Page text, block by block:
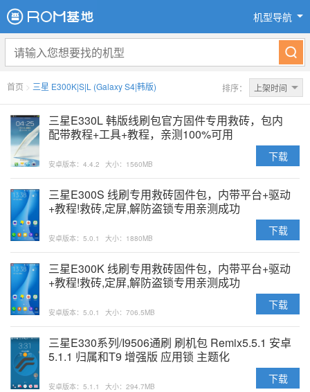
机型导航
首页 > 三星 E300K|S|L (Galaxy S4|韩版) 排序： 上架时间
三星E330L 韩版线刷包官方固件专用救砖，包内
配带教程+工具+教程，亲测100%可用
安卓版本：4.4.2 大小：1560MB
下载
三星E300S 线刷专用救砖固件包，内带平台+驱动
+教程!救砖,定屏,解防盗锁专用亲测成功
安卓版本：5.0.1 大小：1880MB
下载
三星E300K 线刷专用救砖固件包，内带平台+驱动
+教程!救砖,定屏,解防盗锁专用亲测成功
安卓版本：5.0.1 大小：706.5MB
下载
三星E330系列/I9506通刷 刷机包 Remix5.5.1 安卓
5.1.1 归属和T9 增强版 应用锁 主题化
安卓版本：5.1.1 大小：294.7MB
下载